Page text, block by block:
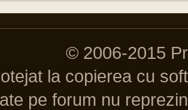
© 2006-2015
la copierea cu
pe forum nu